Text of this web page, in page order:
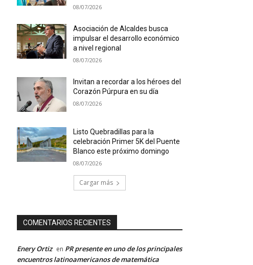
08/07/2026
Asociación de Alcaldes busca
impulsar el desarrollo económico
a nivel regional
08/07/2026
Invitan a recordar a los héroes del
Corazón Púrpura en su día
08/07/2026
Listo Quebradillas para la
celebración Primer 5K del Puente
Blanco este próximo domingo
08/07/2026
Cargar más
COMENTARIOS RECIENTES
Enery Ortiz en PR presente en uno de los principales
encuentros latinoamericanos de matemática